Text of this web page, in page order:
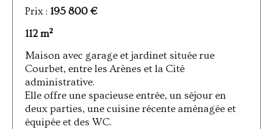
Prix : 195 800 €
112 m²
Maison avec garage et jardinet située rue
Courbet, entre les Arènes et la Cité
administrative.
Elle offre une spacieuse entrée, un séjour en
deux parties, une cuisine récente aménagée et
équipée et des WC.